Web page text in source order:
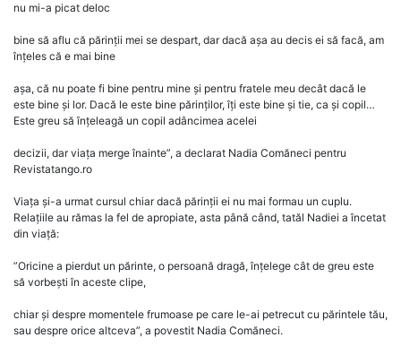
nu mi-a picat deloc
bine să aflu că părinții mei se despart, dar dacă așa au decis ei să facă, am
înțeles că e mai bine
așa, că nu poate fi bine pentru mine și pentru fratele meu decât dacă le
este bine și lor. Dacă le este bine părinților, îți este bine și tie, ca și copil…
Este greu să înțeleagă un copil adâncimea acelei
decizii, dar viața merge înainte”, a declarat Nadia Comăneci pentru
Revistatango.ro
Viața și-a urmat cursul chiar dacă părinții ei nu mai formau un cuplu.
Relațiile au rămas la fel de apropiate, asta până când, tatăl Nadiei a încetat
din viață:
”Oricine a pierdut un părinte, o persoană dragă, înțelege cât de greu este
să vorbești în aceste clipe,
chiar și despre momentele frumoase pe care le-ai petrecut cu părintele tău,
sau despre orice altceva”, a povestit Nadia Comăneci.